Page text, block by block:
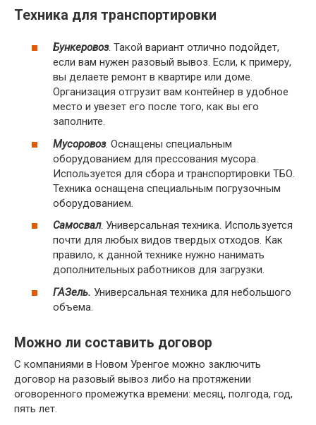
Техника для транспортировки
Бункеровоз. Такой вариант отлично подойдет,
если вам нужен разовый вывоз. Если, к примеру,
вы делаете ремонт в квартире или доме.
Организация отгрузит вам контейнер в удобное
место и увезет его после того, как вы его
заполните.
Мусоровоз. Оснащены специальным
оборудованием для прессования мусора.
Используется для сбора и транспортировки ТБО.
Техника оснащена специальным погрузочным
оборудованием.
Самосвал. Универсальная техника. Используется
почти для любых видов твердых отходов. Как
правило, к данной технике нужно нанимать
дополнительных работников для загрузки.
ГАЗель. Универсальная техника для небольшого
объема.
Можно ли составить договор
С компаниями в Новом Уренгое можно заключить
договор на разовый вывоз либо на протяжении
оговоренного промежутка времени: месяц, полгода, год,
пять лет.